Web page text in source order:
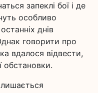
запеклі бої і де
особливо
днів
говорити про
вдалося відвести,
обстановки.